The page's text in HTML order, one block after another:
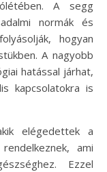
A segg
normák és
hogyan
A nagyobb
hatással járhat,
kapcsolatokra is
elégedettek a
ami
Ezzel